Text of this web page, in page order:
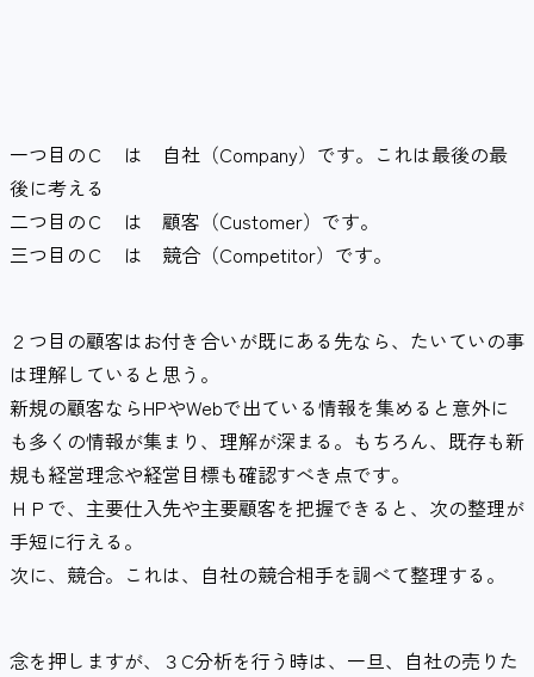
一つ目のＣ は 自社（Company）です。これは最後の最
後に考える
二つ目のＣ は 顧客（Customer）です。
三つ目のＣ は 競合（Competitor）です。
２つ目の顧客はお付き合いが既にある先なら、たいていの事
は理解していると思う。
新規の顧客ならHPやWebで出ている情報を集めると意外に
も多くの情報が集まり、理解が深まる。もちろん、既存も新
規も経営理念や経営目標も確認すべき点です。
ＨＰで、主要仕入先や主要顧客を把握できると、次の整理が
手短に行える。
次に、競合。これは、自社の競合相手を調べて整理する。
念を押しますが、３C分析を行う時は、一旦、自社の売りた